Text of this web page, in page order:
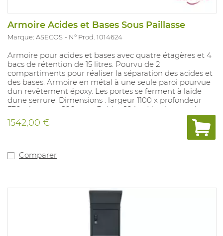
Armoire Acides et Bases Sous Paillasse
Marque: ASECOS N° Prod. 1014624
Armoire pour acides et bases avec quatre étagères et 4
bacs de rétention de 15 litres. Pourvu de 2
compartiments pour réaliser la séparation des acides et
des bases. Armoire en métal à une seule paroi pourvue
dun revêtement époxy. Les portes se ferment à laide
dune serrure. Dimensions : largeur 1100 x profondeur
570 x hauteur 600 mm. Poids : 60 kg. Livraison sur le
lieu de travail possible sur demande. Convient pour les
processus avec des risques chimiques.
1542,00 €
Comparer